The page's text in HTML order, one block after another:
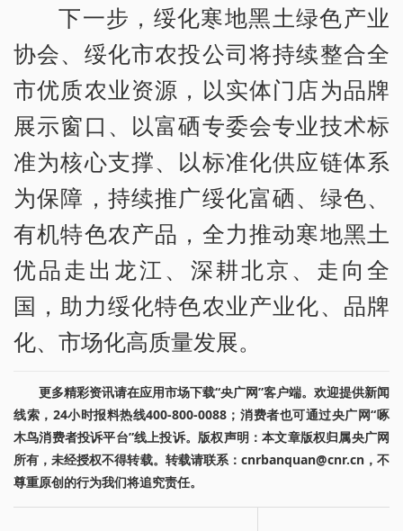
下一步，绥化寒地黑土绿色产业
协会、绥化市农投公司将持续整合全
市优质农业资源，以实体门店为品牌
展示窗口、以富硒专委会专业技术标
准为核心支撑、以标准化供应链体系
为保障，持续推广绥化富硒、绿色、
有机特色农产品，全力推动寒地黑土
优品走出龙江、深耕北京、走向全
国，助力绥化特色农业产业化、品牌
化、市场化高质量发展。
更多精彩资讯请在应用市场下载“央广网”客户端。欢迎提供新闻
线索，24小时报料热线400-800-0088；消费者也可通过央广网“啄
木鸟消费者投诉平台”线上投诉。版权声明：本文章版权归属央广网
所有，未经授权不得转载。转载请联系：cnrbanquan@cnr.cn，不
尊重原创的行为我们将追究责任。